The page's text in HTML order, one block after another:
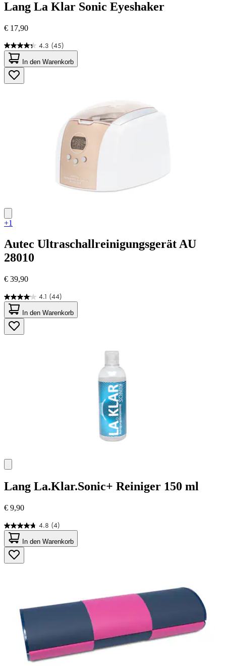
Lang La Klar Sonic Eyeshaker
€ 17,90
4.3 (45)
4.3
von
5
Sternen.
45
In den Warenkorb
+1
Autec Ultraschallreinigungsgerät AU
28010
€ 39,90
4.1 (44)
4.1
von
5
Sternen.
44
In den Warenkorb
Lang La.Klar.Sonic+ Reiniger 150 ml
€ 9,90
4.8 (4)
4.8
von
5
Sternen.
4
In den Warenkorb